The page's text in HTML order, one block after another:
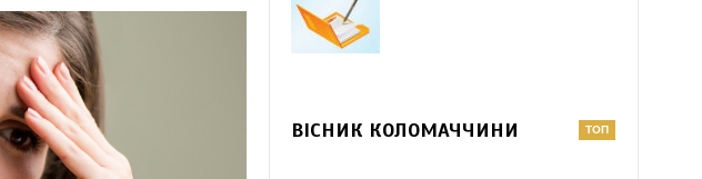
ВІСНИК КОЛОМАЧЧИНИ